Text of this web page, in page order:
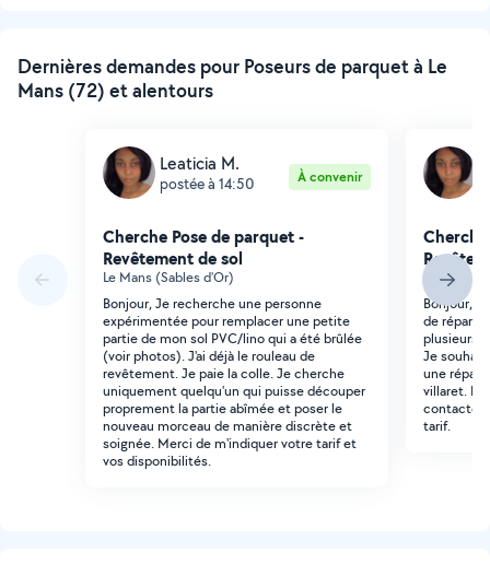
Dernières demandes pour Poseurs de parquet à Le
Mans (72) et alentours
Leaticia M.
postée à 14:50 À convenir
Cherche Pose de parquet -
Revêtement de sol
Le Mans (Sables d'Or)
Bonjour, Je recherche une personne
expérimentée pour remplacer une petite
partie de mon sol PVC/lino qui a été brûlée
(voir photos). J'ai déjà le rouleau de
revêtement. Je paie la colle. Je cherche
uniquement quelqu'un qui puisse découper
proprement la partie abîmée et poser le
nouveau morceau de manière discrète et
soignée. Merci de m'indiquer votre tarif et
vos disponibilités.
Le Mans
Bonjour,
de réparer
plusieurs
Je
une
villaret.
contacter
tarif.